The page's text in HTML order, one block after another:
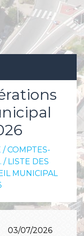
/COMPTES-
/ LISTE DES
MUNICIPAL
03/07/2026